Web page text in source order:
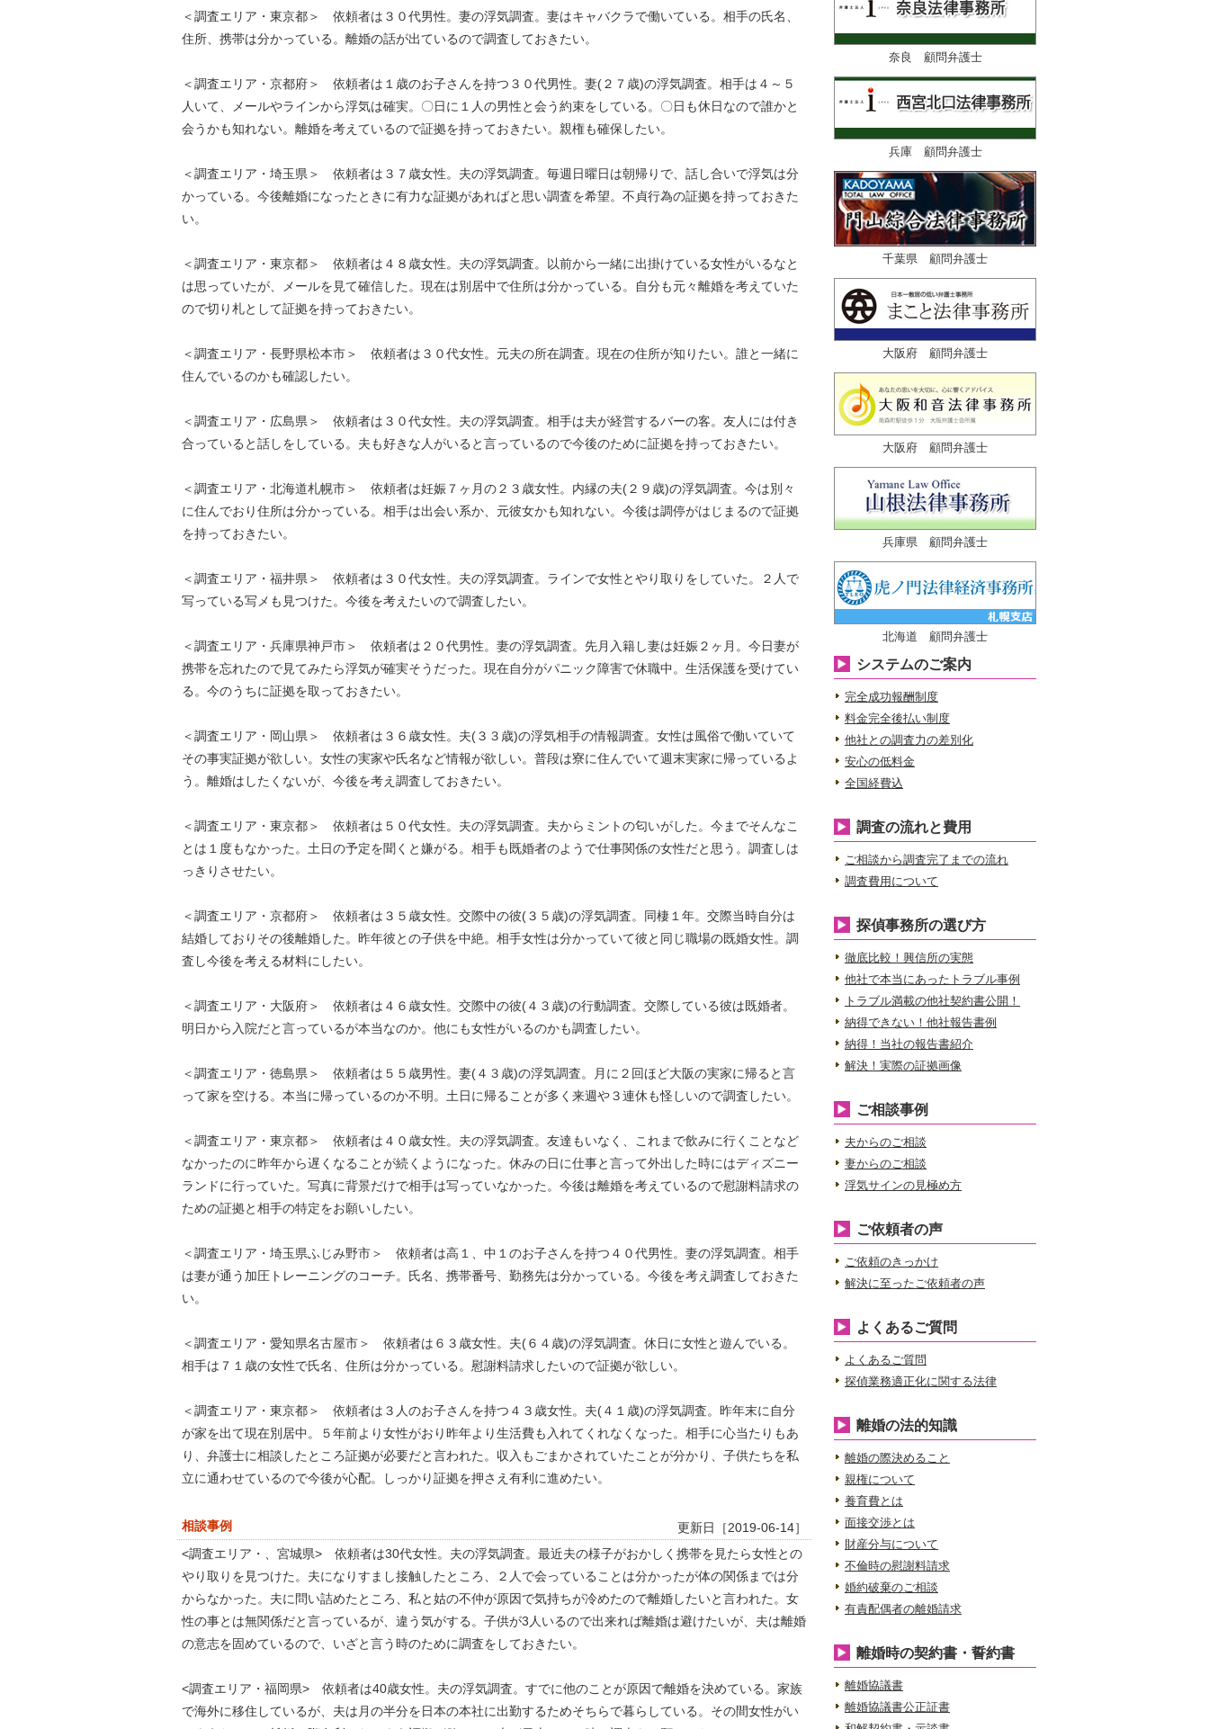
＜調査エリア・東京都＞ 依頼者は３０代男性。妻の浮気調査。妻はキャバクラで働いている。相手の氏名、
住所、携帯は分かっている。離婚の話が出ているので調査しておきたい。
＜調査エリア・京都府＞ 依頼者は１歳のお子さんを持つ３０代男性。妻(２７歳)の浮気調査。相手は４～５
人いて、メールやラインから浮気は確実。〇日に１人の男性と会う約束をしている。〇日も休日なので誰かと
会うかも知れない。離婚を考えているので証拠を持っておきたい。親権も確保したい。
＜調査エリア・埼玉県＞ 依頼者は３７歳女性。夫の浮気調査。毎週日曜日は朝帰りで、話し合いで浮気は分
かっている。今後離婚になったときに有力な証拠があればと思い調査を希望。不貞行為の証拠を持っておきた
い。
＜調査エリア・東京都＞ 依頼者は４８歳女性。夫の浮気調査。以前から一緒に出掛けている女性がいるなと
は思っていたが、メールを見て確信した。現在は別居中で住所は分かっている。自分も元々離婚を考えていた
ので切り札として証拠を持っておきたい。
＜調査エリア・長野県松本市＞ 依頼者は３０代女性。元夫の所在調査。現在の住所が知りたい。誰と一緒に
住んでいるのかも確認したい。
＜調査エリア・広島県＞ 依頼者は３０代女性。夫の浮気調査。相手は夫が経営するバーの客。友人には付き
合っていると話しをしている。夫も好きな人がいると言っているので今後のために証拠を持っておきたい。
＜調査エリア・北海道札幌市＞ 依頼者は妊娠７ヶ月の２３歳女性。内縁の夫(２９歳)の浮気調査。今は別々
に住んでおり住所は分かっている。相手は出会い系か、元彼女かも知れない。今後は調停がはじまるので証拠
を持っておきたい。
＜調査エリア・福井県＞ 依頼者は３０代女性。夫の浮気調査。ラインで女性とやり取りをしていた。２人で
写っている写メも見つけた。今後を考えたいので調査したい。
＜調査エリア・兵庫県神戸市＞ 依頼者は２０代男性。妻の浮気調査。先月入籍し妻は妊娠２ヶ月。今日妻が
携帯を忘れたので見てみたら浮気が確実そうだった。現在自分がパニック障害で休職中。生活保護を受けてい
る。今のうちに証拠を取っておきたい。
＜調査エリア・岡山県＞ 依頼者は３６歳女性。夫(３３歳)の浮気相手の情報調査。女性は風俗で働いていて
その事実証拠が欲しい。女性の実家や氏名など情報が欲しい。普段は寮に住んでいて週末実家に帰っているよ
う。離婚はしたくないが、今後を考え調査しておきたい。
＜調査エリア・東京都＞ 依頼者は５０代女性。夫の浮気調査。夫からミントの匂いがした。今までそんなこ
とは１度もなかった。土日の予定を聞くと嫌がる。相手も既婚者のようで仕事関係の女性だと思う。調査しは
っきりさせたい。
＜調査エリア・京都府＞ 依頼者は３５歳女性。交際中の彼(３５歳)の浮気調査。同棲１年。交際当時自分は
結婚しておりその後離婚した。昨年彼との子供を中絶。相手女性は分かっていて彼と同じ職場の既婚女性。調
査し今後を考える材料にしたい。
＜調査エリア・大阪府＞ 依頼者は４６歳女性。交際中の彼(４３歳)の行動調査。交際している彼は既婚者。
明日から入院だと言っているが本当なのか。他にも女性がいるのかも調査したい。
＜調査エリア・徳島県＞ 依頼者は５５歳男性。妻(４３歳)の浮気調査。月に２回ほど大阪の実家に帰ると言
って家を空ける。本当に帰っているのか不明。土日に帰ることが多く来週や３連休も怪しいので調査したい。
＜調査エリア・東京都＞ 依頼者は４０歳女性。夫の浮気調査。友達もいなく、これまで飲みに行くことなど
なかったのに昨年から遅くなることが続くようになった。休みの日に仕事と言って外出した時にはディズニー
ランドに行っていた。写真に背景だけで相手は写っていなかった。今後は離婚を考えているので慰謝料請求の
ための証拠と相手の特定をお願いしたい。
＜調査エリア・埼玉県ふじみ野市＞ 依頼者は高１、中１のお子さんを持つ４０代男性。妻の浮気調査。相手
は妻が通う加圧トレーニングのコーチ。氏名、携帯番号、勤務先は分かっている。今後を考え調査しておきた
い。
＜調査エリア・愛知県名古屋市＞ 依頼者は６３歳女性。夫(６４歳)の浮気調査。休日に女性と遊んでいる。
相手は７１歳の女性で氏名、住所は分かっている。慰謝料請求したいので証拠が欲しい。
＜調査エリア・東京都＞ 依頼者は３人のお子さんを持つ４３歳女性。夫(４１歳)の浮気調査。昨年末に自分
が家を出て現在別居中。５年前より女性がおり昨年より生活費も入れてくれなくなった。相手に心当たりもあ
り、弁護士に相談したところ証拠が必要だと言われた。収入もごまかされていたことが分かり、子供たちを私
立に通わせているので今後が心配。しっかり証拠を押さえ有利に進めたい。
相談事例
更新日［2019-06-14］
<調査エリア・、宮城県> 依頼者は30代女性。夫の浮気調査。最近夫の様子がおかしく携帯を見たら女性との
やり取りを見つけた。夫になりすまし接触したところ、２人で会っていることは分かったが体の関係までは分
からなかった。夫に問い詰めたところ、私と姑の不仲が原因で気持ちが冷めたので離婚したいと言われた。女
性の事とは無関係だと言っているが、違う気がする。子供が3人いるので出来れば離婚は避けたいが、夫は離婚
の意志を固めているので、いざと言う時のために調査をしておきたい。
<調査エリア・福岡県> 依頼者は40歳女性。夫の浮気調査。すでに他のことが原因で離婚を決めている。家族
で海外に移住しているが、夫は月の半分を日本の本社に出勤するためそちらで暮らしている。その間女性がい
奈良 顧問弁護士
兵庫 顧問弁護士
千葉県 顧問弁護士
大阪府 顧問弁護士
大阪府 顧問弁護士
兵庫県 顧問弁護士
北海道 顧問弁護士
システムのご案内
完全成功報酬制度
料金完全後払い制度
他社との調査力の差別化
安心の低料金
全国経費込
調査の流れと費用
ご相談から調査完了までの流れ
調査費用について
探偵事務所の選び方
徹底比較！興信所の実態
他社で本当にあったトラブル事例
トラブル満載の他社契約書公開！
納得できない！他社報告書例
納得！当社の報告書紹介
解決！実際の証拠画像
ご相談事例
夫からのご相談
妻からのご相談
浮気サインの見極め方
ご依頼者の声
ご依頼のきっかけ
解決に至ったご依頼者の声
よくあるご質問
よくあるご質問
探偵業務適正化に関する法律
離婚の法的知識
離婚の際決めること
親権について
養育費とは
面接交渉とは
財産分与について
不倫時の慰謝料請求
婚約破棄のご相談
有責配偶者の離婚請求
離婚時の契約書・誓約書
離婚協議書
離婚協議書公正証書